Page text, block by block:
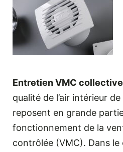
Entretien VMC collective
qualité de l’air intérieur
reposent en grande
fonctionnement de la
contrôlée (VMC). Dans